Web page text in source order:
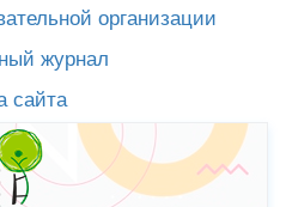
организации
журнал
сайта